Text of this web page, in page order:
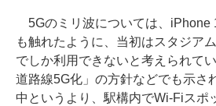
5Gのミリ波については、iPhone
も触れたように、当初はスタジア
でしか利用できないと考えられて
道路線5G化」の方針などでも示さ
中というより、駅構内でWi-Fiスポ